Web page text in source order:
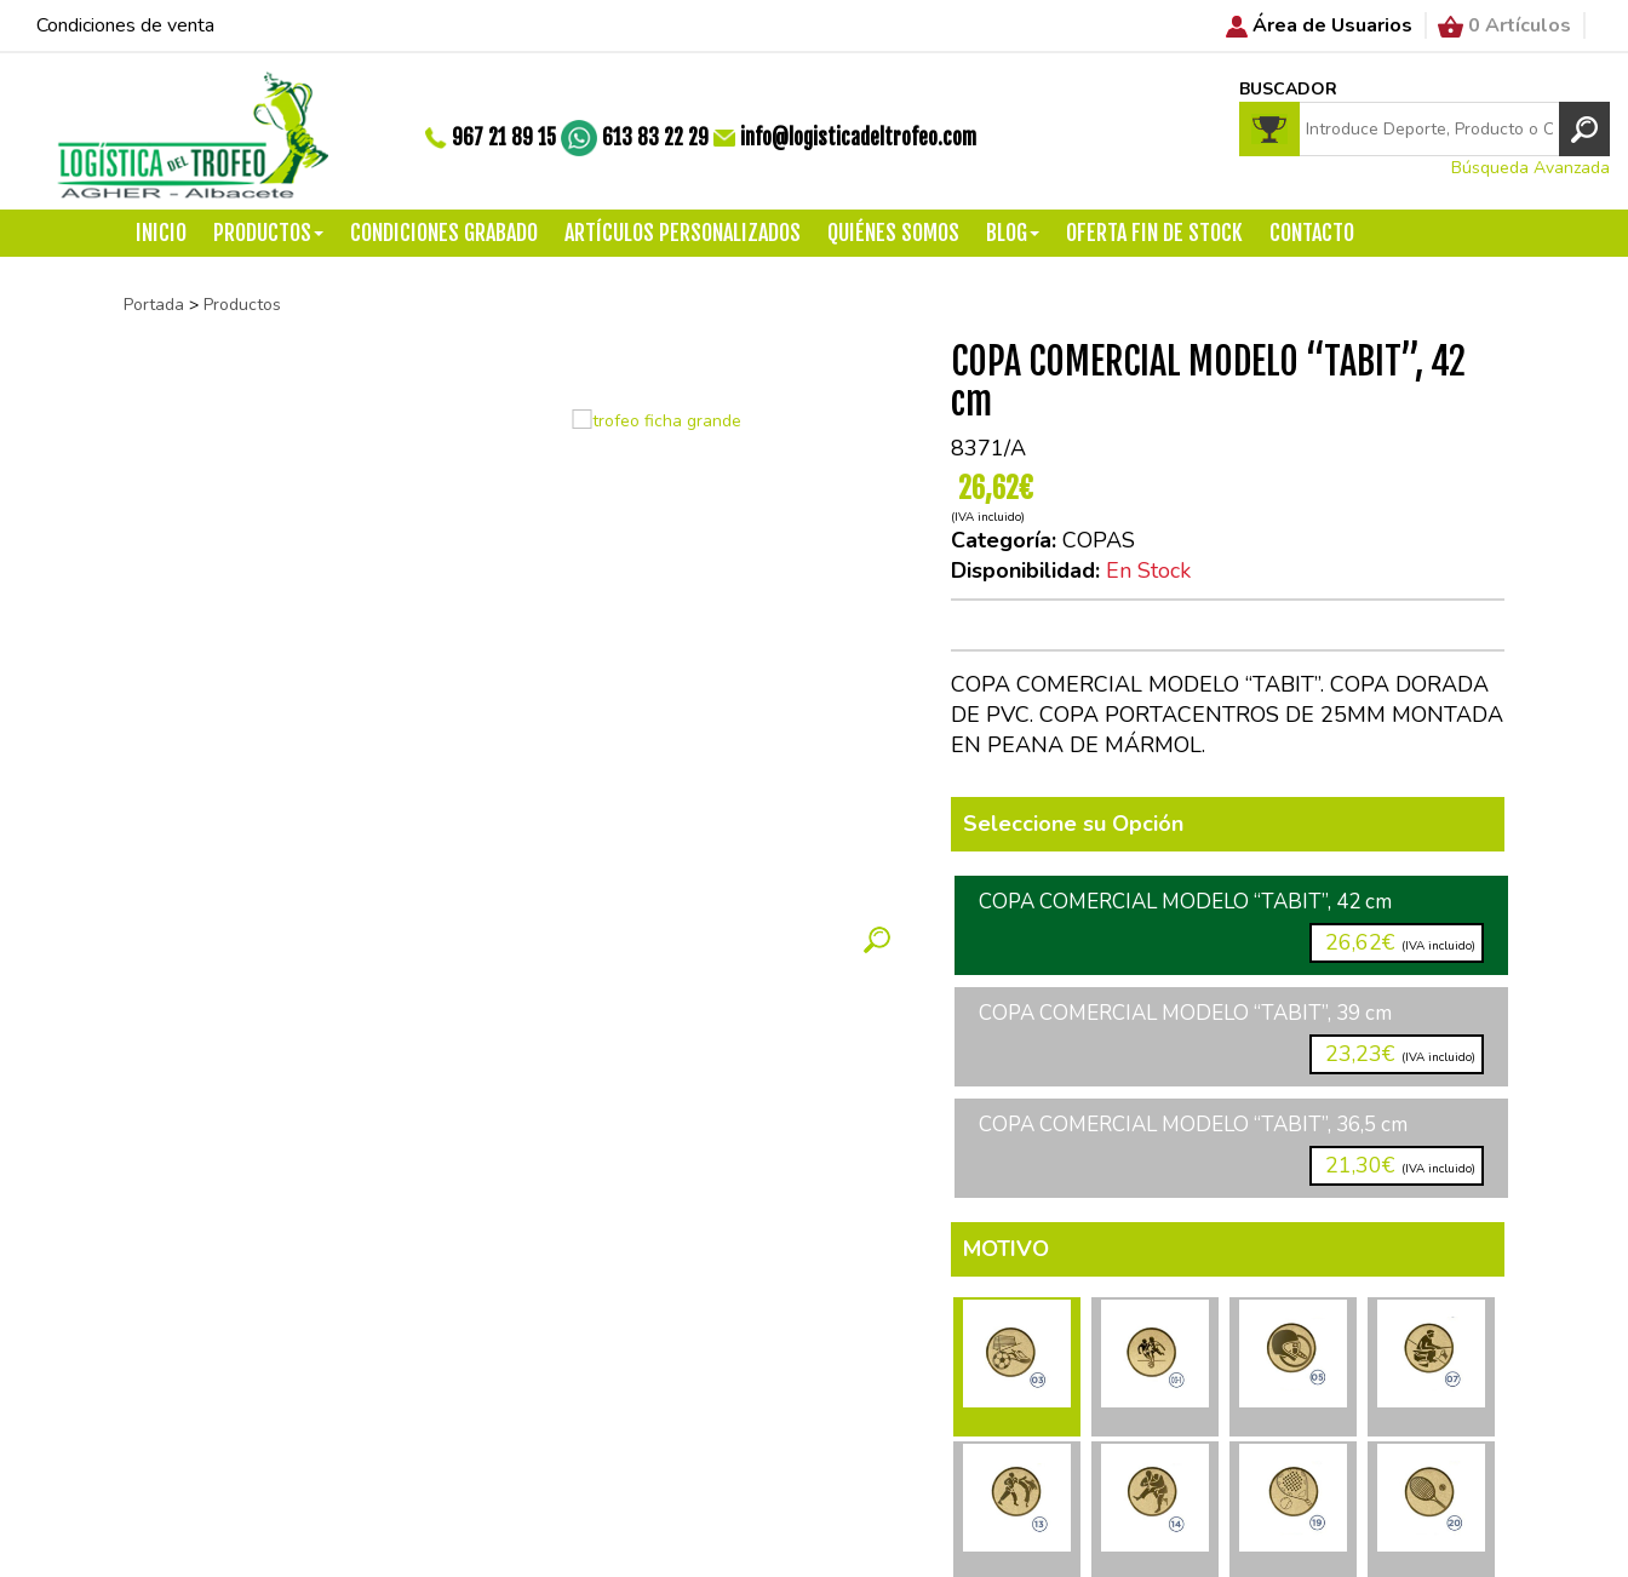
Condiciones de venta Área de Usuarios 0 Artículos
967 21 89 15 613 83 22 29 info@logisticadeltrofeo.com
BUSCADOR
Búsqueda Avanzada
INICIO PRODUCTOS CONDICIONES GRABADO ARTÍCULOS PERSONALIZADOS QUIÉNES SOMOS BLOG OFERTA FIN DE STOCK CONTACTO
Portada > Productos
COPA COMERCIAL MODELO “TABIT”, 42
cm
8371/A
26,62€
(IVA incluido)
Categoría: COPAS
Disponibilidad: En Stock
COPA COMERCIAL MODELO “TABIT”. COPA DORADA
DE PVC. COPA PORTACENTROS DE 25MM MONTADA
EN PEANA DE MÁRMOL.
Seleccione su Opción
COPA COMERCIAL MODELO “TABIT”, 42 cm
26,62€ (IVA incluido)
COPA COMERCIAL MODELO “TABIT”, 39 cm
23,23€ (IVA incluido)
COPA COMERCIAL MODELO “TABIT”, 36,5 cm
21,30€ (IVA incluido)
MOTIVO